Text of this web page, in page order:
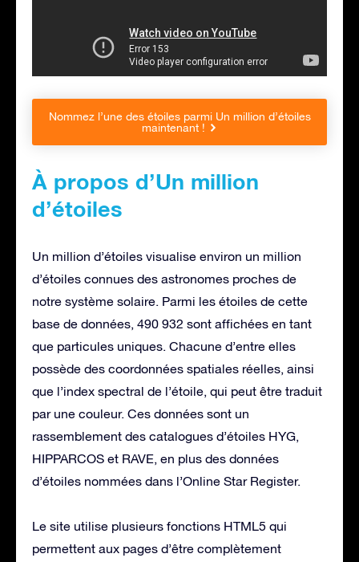
Nommez l’une des étoiles parmi Un million d’étoiles
maintenant !
À propos d’Un million
d’étoiles
Un million d’étoiles visualise environ un million
d’étoiles connues des astronomes proches de
notre système solaire. Parmi les étoiles de cette
base de données, 490 932 sont affichées en tant
que particules uniques. Chacune d’entre elles
possède des coordonnées spatiales réelles, ainsi
que l’index spectral de l’étoile, qui peut être traduit
par une couleur. Ces données sont un
rassemblement des catalogues d’étoiles HYG,
HIPPARCOS et RAVE, en plus des données
d’étoiles nommées dans l’Online Star Register.
Le site utilise plusieurs fonctions HTML5 qui
permettent aux pages d’être complètement